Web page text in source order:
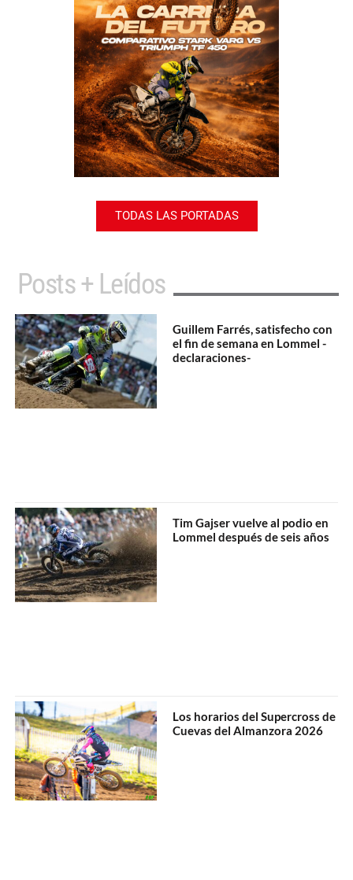
TODAS LAS PORTADAS
Posts + Leídos
Guillem Farrés, satisfecho con
el fin de semana en Lommel -
declaraciones-
Tim Gajser vuelve al podio en
Lommel después de seis años
Los horarios del Supercross de
Cuevas del Almanzora 2026